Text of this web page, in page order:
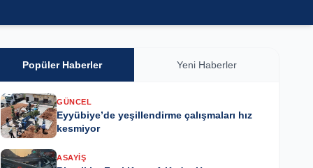
Popüler Haberler Yeni Haberler
GÜNCEL
Eyyübiye’de yeşillendirme çalışmaları hız
kesmiyor
ASAYIŞ